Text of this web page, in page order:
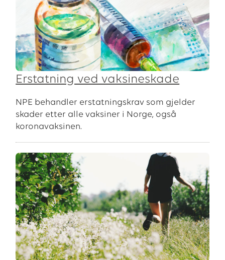
Erstatning ved vaksineskade
NPE behandler erstatningskrav som gjelder
skader etter alle vaksiner i Norge, også
koronavaksinen.